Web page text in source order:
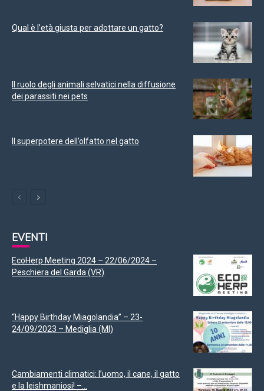
Qual è l’età giusta per adottare un gatto?
Il ruolo degli animali selvatici nella diffusione
dei parassiti nei pets
Il superpotere dell’olfatto nel gatto
EVENTI
EcoHerp Meeting 2024 – 22/06/2024 –
Peschiera del Garda (VR)
“Happy Birthday Miagolandia” – 23-
24/09/2023 – Mediglia (MI)
Cambiamenti climatici: l’uomo, il cane, il gatto
e la leishmaniosi! –...